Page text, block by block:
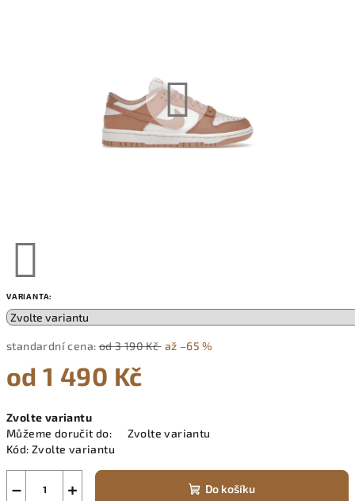
VARIANTA:
standardní cena: od 3 190 Kč až –65 %
od1 490 Kč
cena:
Zvolte variantu
Můžeme doručit do:
Zvolte variantu
Kód: Zvolte variantu
+
− Do košíku